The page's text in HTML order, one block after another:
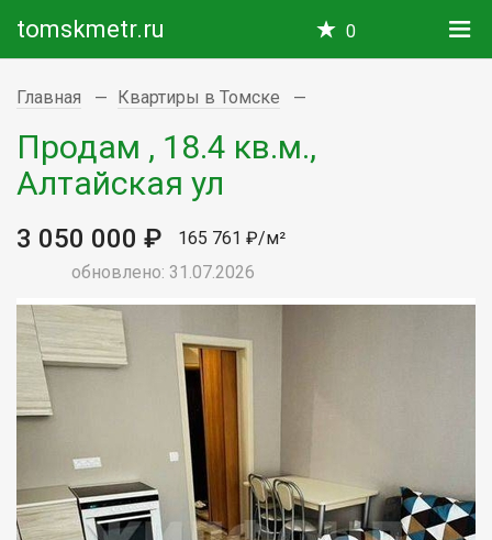
tomskmetr.ru 0
Главная Квартиры в Томске
Продам , 18.4 кв.м.,
Алтайская ул
3 050 000 ₽
165 761 ₽/м²
обновлено: 31.07.2026